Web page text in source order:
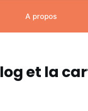
A propos
et la